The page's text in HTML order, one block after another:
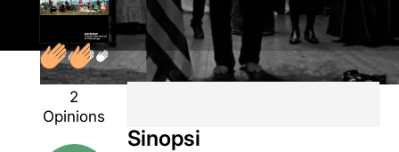
2
Opinions
Sinopsi